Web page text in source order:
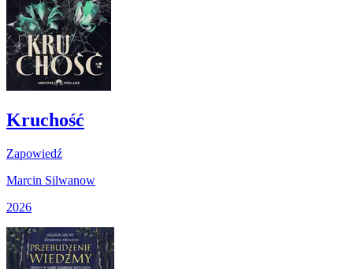
Kruchość
Zapowiedź
Marcin Silwanow
2026